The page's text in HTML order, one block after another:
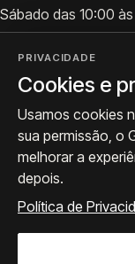
Sábado das 10:00
Visite
Atendimento para
avaliações e visitas.
Como chegar
PRIVACIDADE
Cookies e
Usamos cookies
sua permissão, o
melhorar a
depois.
Política de